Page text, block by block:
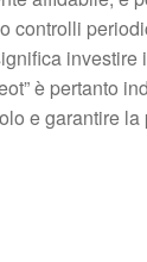
controlli
investire
è pertanto
e garantire la